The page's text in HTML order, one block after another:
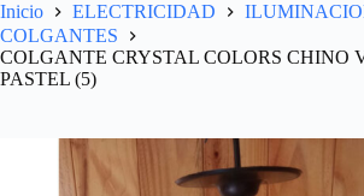
Inicio ELECTRICIDAD
COLGANTES
COLGANTE CRYSTAL COLORS CHINO
PASTEL (5)